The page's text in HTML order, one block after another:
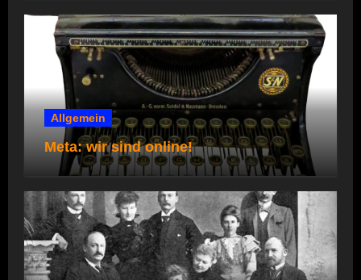
Allgemein
Meta: wir sind online!